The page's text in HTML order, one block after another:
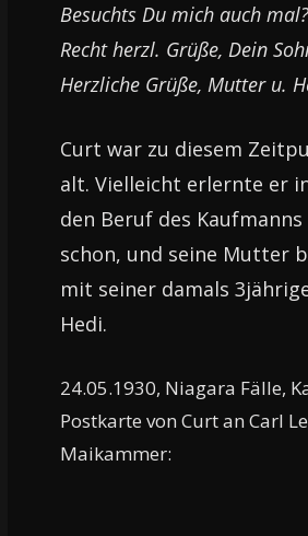
Besuchts Du mich auch mal?
Recht herzl. Grüße, Dein
Herzliche Grüße, Mutter u.
Curt war zu diesem
alt. Vielleicht erlernte er
den Beruf des
schon, und seine Mutter
mit seiner damals
Hedi.
24.05.1930, Niagara Fälle,
Postkarte von Curt an Carl
Maikammer: